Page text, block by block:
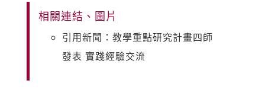
相關連結、圖片
引用新聞：教學重點研究計畫四師
發表 實踐經驗交流